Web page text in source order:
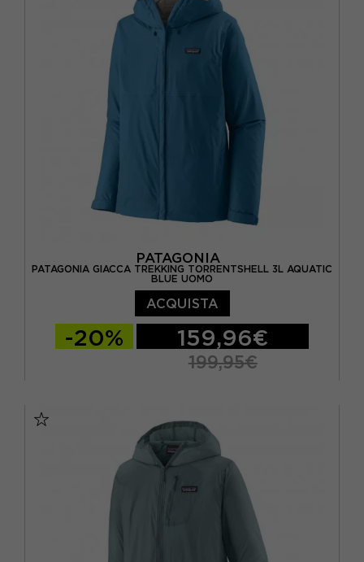
PATAGONIA
PATAGONIA GIACCA TREKKING TORRENTSHELL 3L AQUATIC
BLUE UOMO
ACQUISTA
-20% 159,96€
199,95€